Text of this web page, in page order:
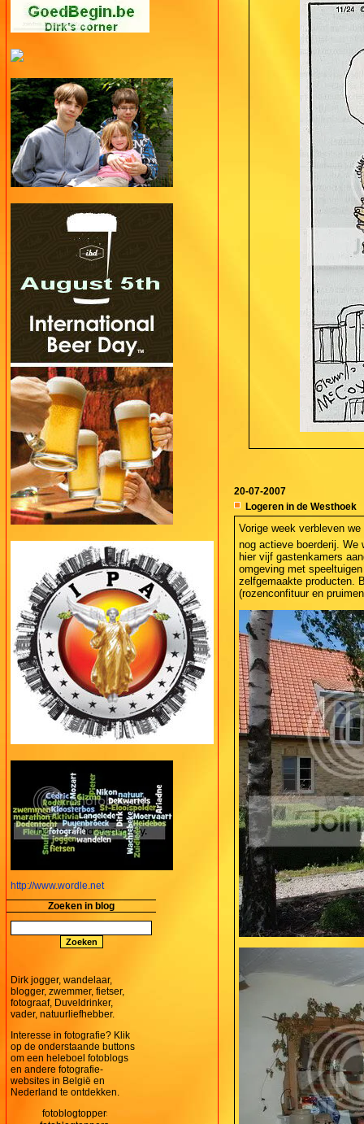
http://www.wordle.net
Zoeken in blog
Dirk jogger, wandelaar,
blogger, zwemmer, fietser,
fotograaf, Duveldrinker,
vader, natuurliefhebber.
Interesse in fotografie? Klik
op de onderstaande buttons
om een heleboel fotoblogs
en andere fotografie-
websites in België en
Nederland te ontdekken.
20-07-2007
Logeren in de Westhoek
Vorige week verbleven
nog actieve boerderij. We
hier vijf gastenkamers
omgeving met
zelfgemaakte producten.
(rozenconfituur en